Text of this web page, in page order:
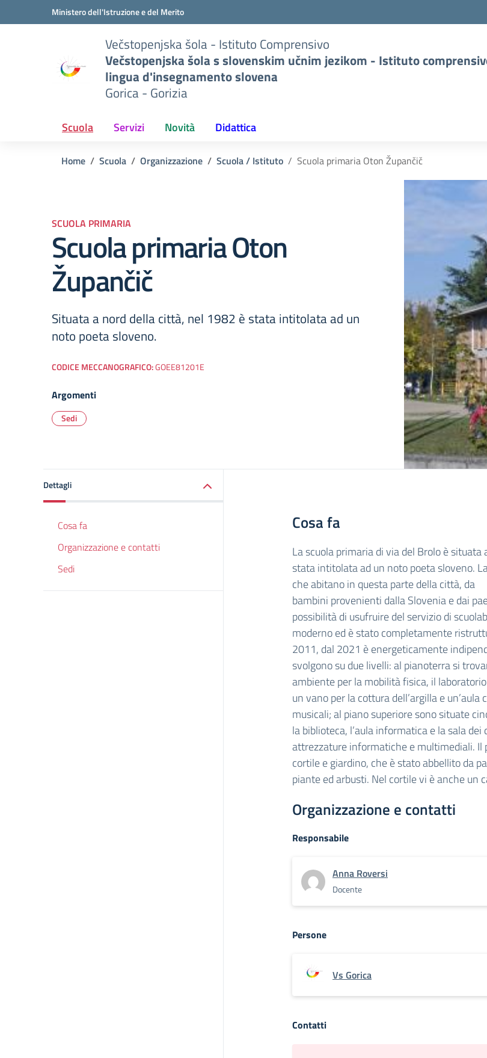
Vai ai contenuti
Vai al menu di navigazioneMinistero dell'Istruzione e del Merito
Večstopenjska šola - Istituto Comprensivo
Večstopenjska šola s slovenskim učnim jezikom - Istituto
lingua d'insegnamento slovena
Gorica - Gorizia
Scuola Servizi Novità Didattica
Home Scuola Organizzazione Scuola / Istituto Scuola primaria Oton Župančič
SCUOLA PRIMARIA
Scuola primaria Oton
Župančič
Situata a nord della città, nel 1982 è stata intitolata ad un
noto poeta sloveno.
CODICE MECCANOGRAFICO:GOEE81201E
Argomenti
Sedi
Dettagli
Cosa fa
Organizzazione e contatti
Sedi
Cosa fa
La scuola primaria di via del Brolo è
stata intitolata ad un noto poeta sloveno.
che abitano in questa parte della città, da
bambini provenienti dalla Slovenia e dai
possibilità di usufruire del servizio di
moderno ed è stato completamente
2011, dal 2021 è energeticamente
svolgono su due livelli: al pianoterra si
ambiente per la mobilità fisica, il
un vano per la cottura dell’argilla e
musicali; al piano superiore sono situate
la biblioteca, l’aula informatica e la sala
attrezzature informatiche e multimediali. Il
cortile e giardino, che è stato abbellito da
piante ed arbusti. Nel cortile vi è anche un
Organizzazione e contatti
Responsabile
Anna Roversi
Docente
Persone
Vs Gorica
Contatti